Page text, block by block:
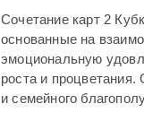
Сочетание карт 2
основанные на
эмоциональную
роста и
и семейного